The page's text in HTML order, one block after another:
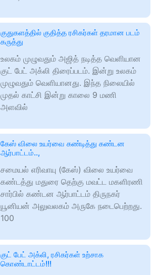
குதுகளத்தில் குதித்த ரசிகர்கள் தரமான படம்
கருத்து
உலகம் முழுவதும் அஜித் நடித்த வெளியான
குட் பேட் அக்லி திரைப்படம். இன்று உலகம்
முழுவதும் வெளியானது. இந்த நிலையில்
முதல் காட்சி இன்று காலை 9 மணி
அளவில்
கேஸ் விலை உயர்வை கண்டித்து கண்டன
ஆர்பாட்டம்..,
சமையல் எரிவாயு (கேஸ்) விலை உயர்வை
கண்டத்து மதுரை தெற்கு மவட்ட மகளிரணி
சார்பில் கண்டன ஆர்பாட்டம் திருநகர்
யூனியன் அலுவலகம் அருகே நடைபெற்றது.
100
குட் பேட் அக்லி, ரசிகர்கள் உற்சாக
கொண்டாட்டம்!!!